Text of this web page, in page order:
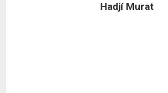
Hadjí Murat